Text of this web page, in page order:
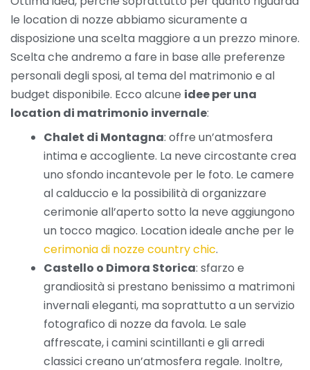
le location di nozze abbiamo sicuramente a
disposizione una scelta maggiore a un prezzo minore.
Scelta che andremo a fare in base alle preferenze
personali degli sposi, al tema del matrimonio e al
budget disponibile. Ecco alcune idee per una
location di matrimonio invernale:
Chalet di Montagna: offre un’atmosfera
intima e accogliente. La neve circostante crea
uno sfondo incantevole per le foto. Le camere
al calduccio e la possibilità di organizzare
cerimonie all’aperto sotto la neve aggiungono
un tocco magico. Location ideale anche per le
cerimonia di nozze country chic.
Castello o Dimora Storica: sfarzo e
grandiosità si prestano benissimo a matrimoni
invernali eleganti, ma soprattutto a un servizio
fotografico di nozze da favola. Le sale
affrescate, i camini scintillanti e gli arredi
classici creano un’atmosfera regale. Inoltre,